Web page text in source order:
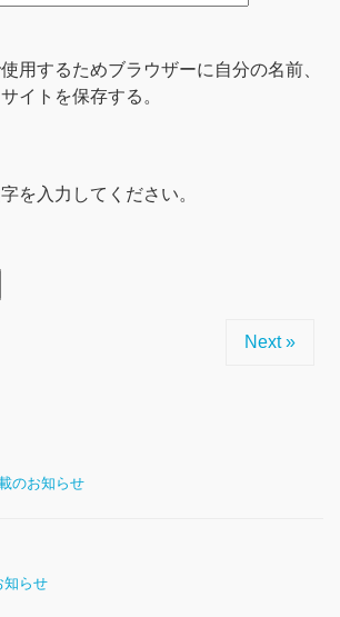
用するためブラウザーに自分の名前、
イトを保存する。
を入力してください。
Next »
のお知らせ
知らせ